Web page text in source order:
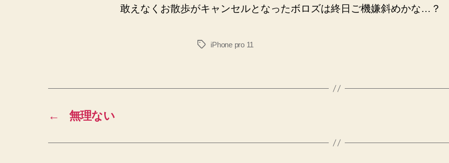
敢えなくお散歩がキャンセルとなったボロズは終日ご機嫌斜めかな…？
タ
iPhone pro 11
← 無理ない